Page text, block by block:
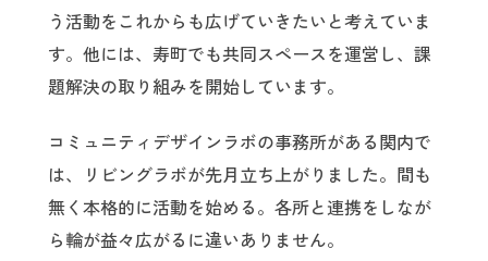
う活動をこれからも広げていきたいと考えていま
す。他には、寿町でも共同スペースを運営し、課
題解決の取り組みを開始しています。
コミュニティデザインラボの事務所がある関内で
は、リビングラボが先月立ち上がりました。間も
無く本格的に活動を始める。各所と連携をしなが
ら輪が益々広がるに違いありません。